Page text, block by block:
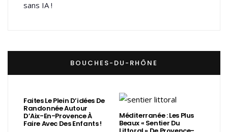
sans IA !
BOUCHES-DU-RHÔNE
Faites Le Plein D’idées De
Randonnée Autour
D’Aix-En-Provence À
Faire Avec Des Enfants !
Méditerranée : Les Plus
Beaux « Sentier Du